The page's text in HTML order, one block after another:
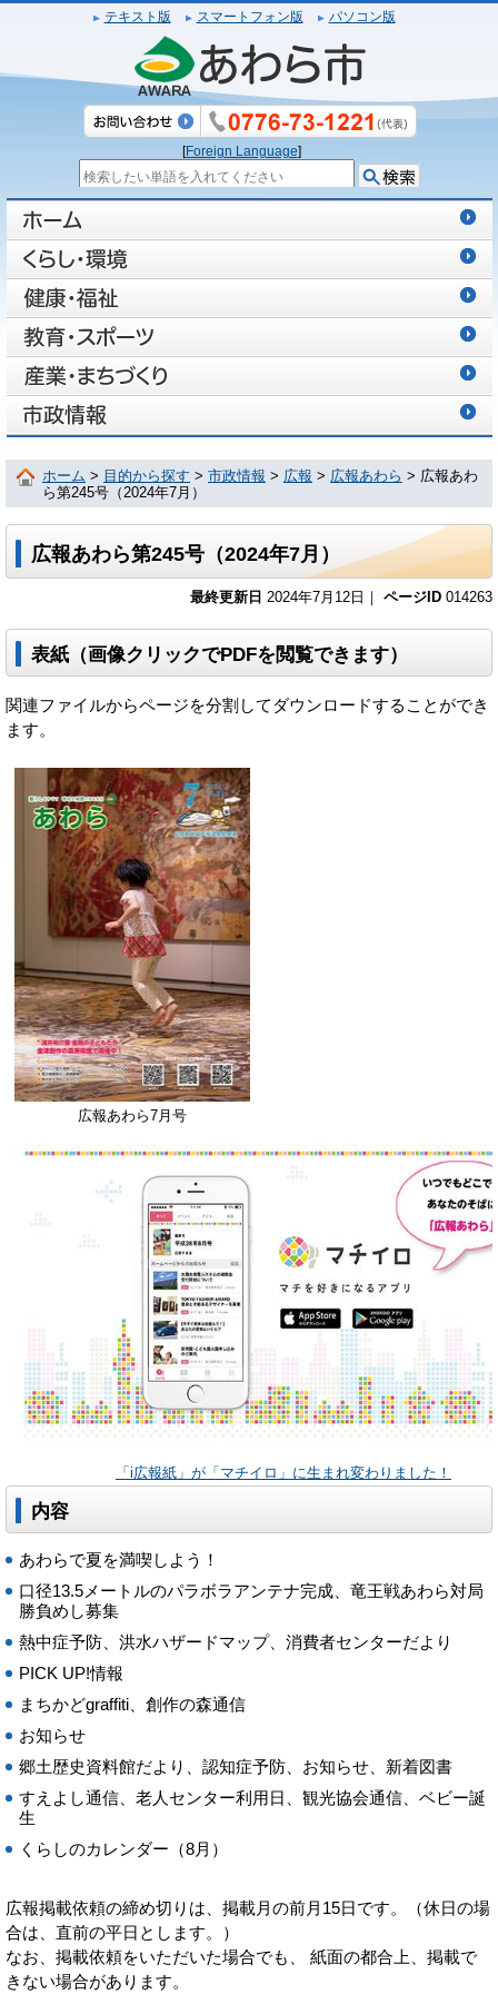
テキスト版 スマートフォン版 パソコン版
[Foreign Language]
ホーム > 目的から探す > 市政情報 > 広報 > 広報あわら > 広報あわ
ら第245号（2024年7月）
広報あわら第245号（2024年7月）
最終更新日 2024年7月12日｜ ページID 014263
表紙（画像クリックでPDFを閲覧できます）
関連ファイルからページを分割してダウンロードすることができ
ます。
広報あわら7月号
「i広報紙」が「マチイロ」に生まれ変わりました！
内容
あわらで夏を満喫しよう！
口径13.5メートルのパラボラアンテナ完成、竜王戦あわら対局
勝負めし募集
熱中症予防、洪水ハザードマップ、消費者センターだより
PICK UP!情報
まちかどgraffiti、創作の森通信
お知らせ
郷土歴史資料館だより、認知症予防、お知らせ、新着図書
すえよし通信、老人センター利用日、観光協会通信、ベビー誕
生
くらしのカレンダー（8月）
広報掲載依頼の締め切りは、掲載月の前月15日です。（休日の場
合は、直前の平日とします。）
なお、掲載依頼をいただいた場合でも、 紙面の都合上、掲載で
きない場合があります。